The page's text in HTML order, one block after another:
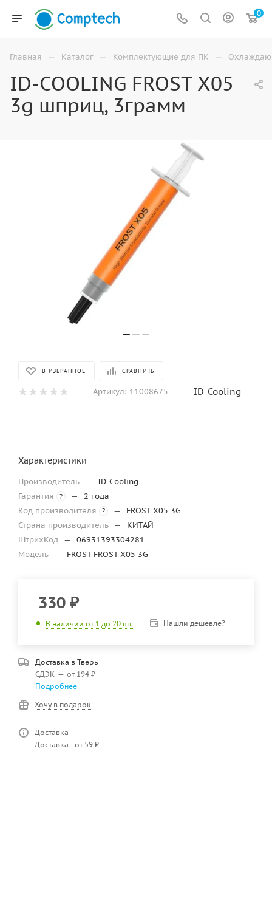
0
Главная — Каталог — Комплектующие для ПК —
ID-COOLING FROST X05
3g шприц, 3грамм
В ИЗБРАННОЕ СРАВНИТЬ
Артикул: 11008675 ID-Cooling
Характеристики
Производитель —
ID-Cooling
Гарантия
? —
2 года
Код производителя
? —
FROST X05 3G
Страна производитель —
КИТАЙ
ШтрихКод —
06931393304281
Модель — FROST FROST X05 3G
330 ₽
В наличии от 1 до 20 шт. Нашли дешевле?
Доставка в Тверь
СДЭК — от 194 ₽
Подробнее
Хочу в подарок
Доставка
Доставка - от 59 ₽